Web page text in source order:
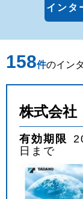
インタ
宇多津町
まんのう町
職種を選ぶ
実施月
実施日数を選
158件のイン
株式会
有効期限
日まで